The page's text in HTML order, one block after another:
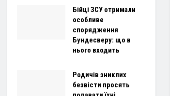
Бійці ЗСУ отримали
особливе
спорядження
Бундесверу: що в
нього входить
Родичів зниклих
безвісти просять